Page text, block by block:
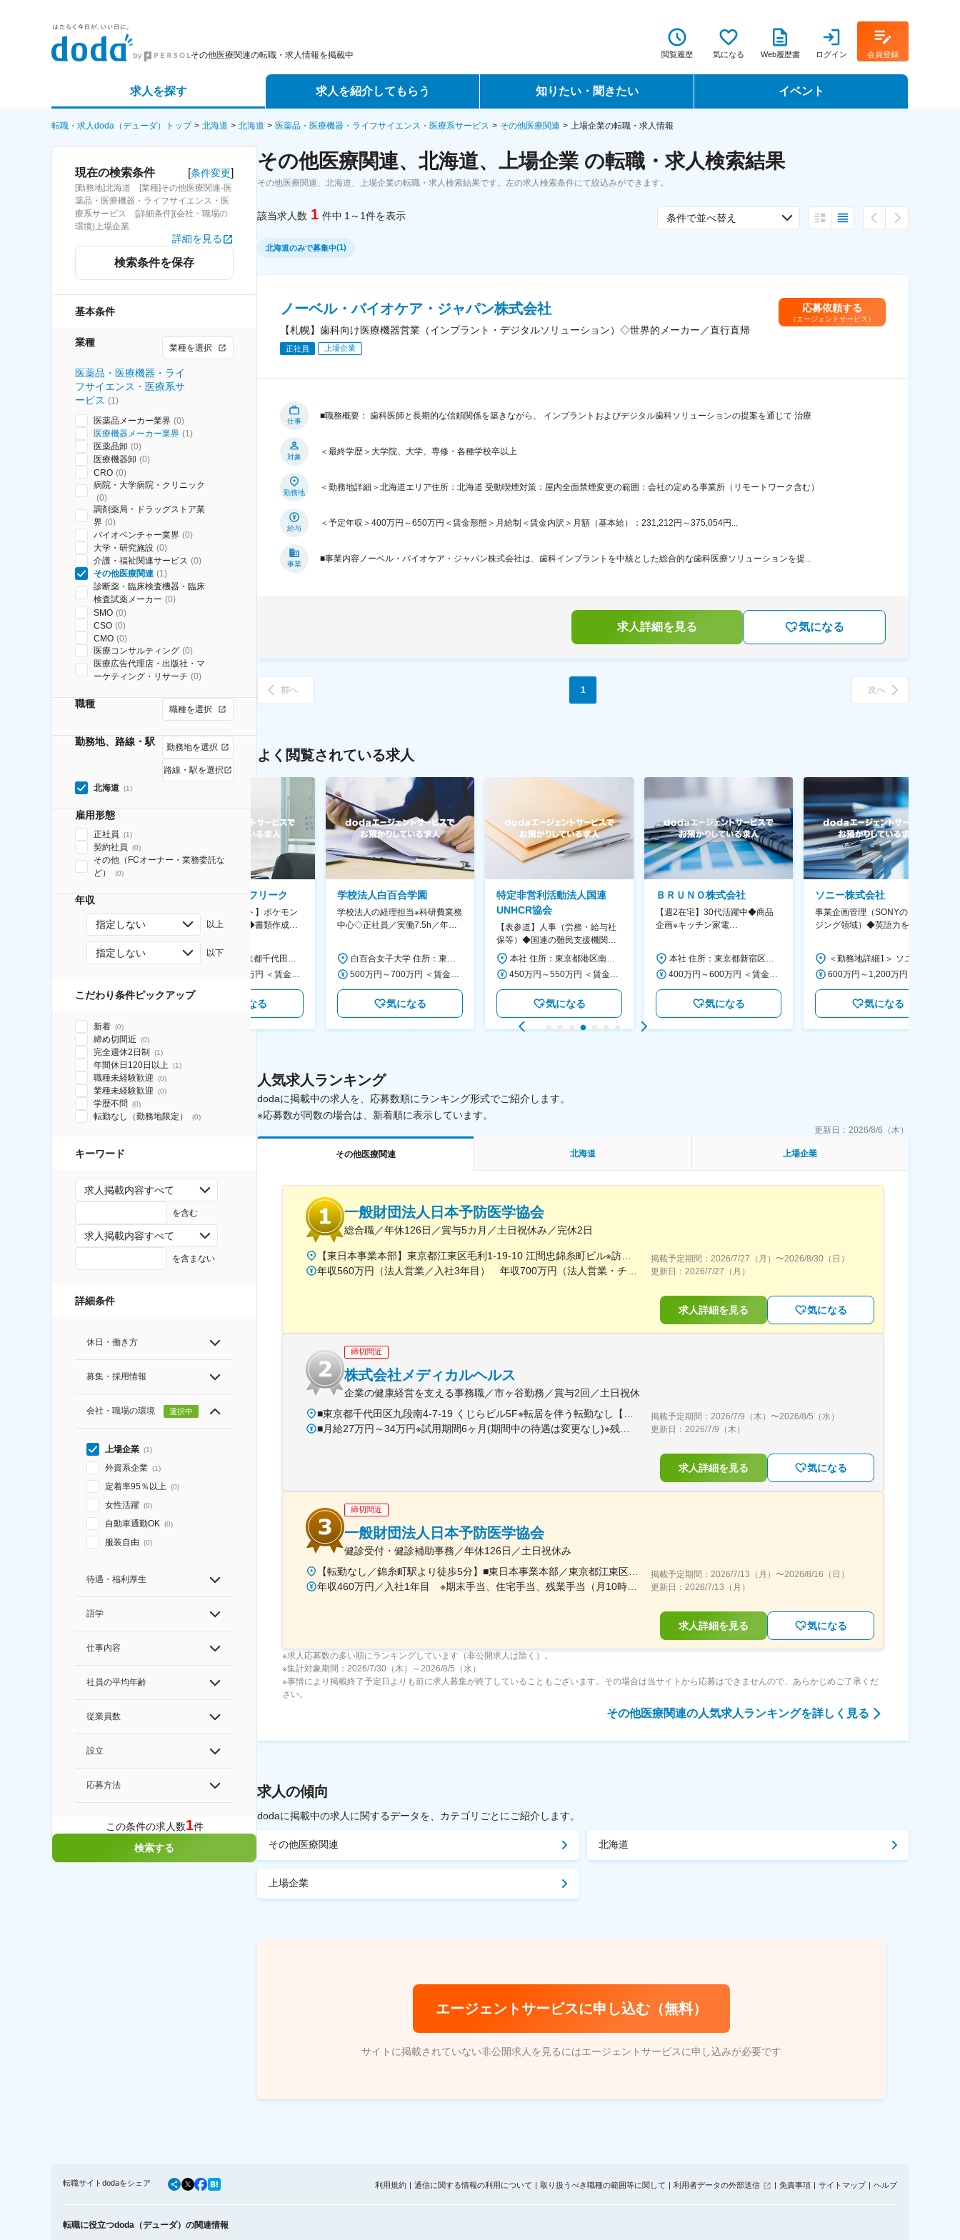
その他医療関連の転職・求人情報を掲載中 閲覧履歴 気になる Web履歴書 ログイン 会員登録
求人を探す
詳細条件から探す
求人特集から探す
求人を紹介してもらう
エージェントサービス
スカウトサービス
知りたい・聞きたい
転職ノウハウ
データで見る転職
イベント
転職フェア
転職・求人doda（デューダ）トップ 北海道 北海道 医薬品・医療機器・ライフサイエンス・医療系サービス その他医療関連 上場企業の転職・求人情報
現在の検索条件 [条件変更]
[勤務地]北海道 [業種]その他医療関連-医
薬品・医療機器・ライフサイエンス・医
療系サービス [詳細条件](会社・職場の
環境)上場企業
詳細を見る
検索条件を保存
基本条件
業種 業種を選択
医薬品・医療機器・ライ
フサイエンス・医療系サ
ービス (1)
医薬品メーカー業界 (0)
医療機器メーカー業界 (1)
医薬品卸 (0)
医療機器卸 (0)
CRO (0)
病院・大学病院・クリニック
(0)
調剤薬局・ドラッグストア業
界 (0)
バイオベンチャー業界 (0)
大学・研究施設 (0)
介護・福祉関連サービス (0)
その他医療関連 (1)
診断薬・臨床検査機器・臨床
検査試薬メーカー (0)
SMO (0)
CSO (0)
CMO (0)
医療コンサルティング (0)
医療広告代理店・出版社・マ
ーケティング・リサーチ (0)
職種 職種を選択
勤務地、路線・駅 勤務地を選択
路線・駅を選択
北海道 (1)
雇用形態
正社員 (1)
契約社員 (0)
その他（FCオーナー・業務委託な
ど）
(0)
年収
指定しない 以上
指定しない 以下
こだわり条件ピックアップ
新着 (0)
締め切間近 (0)
完全週休2日制 (1)
年間休日120日以上 (1)
職種未経験歓迎 (0)
業種未経験歓迎 (0)
学歴不問 (0)
転勤なし（勤務地限定） (0)
キーワード
求人掲載内容すべて
を含む
求人掲載内容すべて
を含まない
詳細条件
休日・働き方
募集・採用情報
会社・職場の環境 選択中
上場企業 (1)
外資系企業 (1)
定着率95％以上 (0)
女性活躍 (0)
自動車通勤OK (0)
服装自由 (0)
待遇・福利厚生
語学
仕事内容
社員の平均年齢
従業員数
設立
応募方法
この条件の求人数1件
検索する
その他医療関連、北海道、上場企業 の転職・求人検索結果
その他医療関連、北海道、上場企業の転職・求人検索結果です。左の求人検索条件にて絞込みができます。
該当求人数 1 件中 1～1件を表示 条件で並べ替え
北海道のみで募集中(1)
ノーベル・バイオケア・ジャパン株式会社
【札幌】歯科向け医療機器営業（インプラント・デジタルソリューション）◇世界的メーカー／直行直帰
正社員 上場企業
応募依頼する
（エージェントサービス）
仕事
■職務概要： 歯科医師と長期的な信頼関係を築きながら、 インプラントおよびデジタル歯科ソリューションの提案を通じて 治療
対象
＜最終学歴＞大学院、大学、専修・各種学校卒以上
勤務地
＜勤務地詳細＞北海道エリア住所：北海道 受動喫煙対策：屋内全面禁煙変更の範囲：会社の定める事業所（リモートワーク含む）
給与
＜予定年収＞400万円～650万円＜賃金形態＞月給制＜賃金内訳＞月額（基本給）：231,212円～375,054円...
事業
■事業内容ノーベル・バイオケア・ジャパン株式会社は、歯科インプラントを中核とした総合的な歯科医療ソリューションを提...
求人詳細を見る 気になる
前へ 1 次へ
よく閲覧されている求人
AGC株式会社
【横浜※一般職/転勤なし】庶
務・事務担当～開発部材の発注
やDXに向けたシステム利用等～
AGC横浜テクニカルセンター 住所：神奈川県横浜市鶴見区末広町1-1 勤務地最寄駅：JR線／弁天橋駅 受動喫煙対策：敷地内喫煙可能場所あり 変更の範囲：無
気になる
株式会社ゲームフリーク
【庶務アシスタント】ポケモン
シリーズ開発企業◆書類作成・
データ入力など◆年休126日・
食事補助あり◎
気になる
学校法人白百合学園
学校法人の経理担当※科研費業務
中心◇正社員／実働7.5h／年休
気になる
特定非営利活動法人国連
UNHCR協会
【表参道】人事（労務・給与社
保等）◆国連の難民支援機関の
活動を支える日本公式支援窓口
◆正職員登用前提
気になる
ＢＲＵＮＯ株式会社
【週2在宅】30代活躍中◆商品
企画※キッチン家電
気になる
ソニー株式会社
事業企画管理（SONYのイメー
ジング領域）◆英語力を活か
気になる
人気求人ランキング
dodaに掲載中の求人を、応募数順にランキング形式でご紹介します。
※応募数が同数の場合は、新着順に表示しています。
更新日： 2026/8/6（木）
その他医療関連 北海道 上場企業
一般財団法人日本予防医学協会
総合職／年休126日／賞与5カ月／土日祝休み／完休2日
掲載予定期間： 2026/7/27（月） 〜2026/8/30（日）
更新日： 2026/7/27（月）
求人詳細を見る 気になる
締切間近
株式会社メディカルヘルス
企業の健康経営を支える事務職／市ヶ谷勤務／賞与2回／土日祝休
掲載予定期間： 2026/7/9（木） 〜2026/8/5（水）
更新日： 2026/7/9（木）
求人詳細を見る 気になる
締切間近
一般財団法人日本予防医学協会
健診受付・健診補助事務／年休126日／土日祝休み
掲載予定期間： 2026/7/13（月） 〜2026/8/16（日）
更新日： 2026/7/13（月）
求人詳細を見る 気になる
※求人応募数の多い順にランキングしています（非公開求人は除く）。
※集計対象期間：2026/7/30（木）～2026/8/5（水）
※事情により掲載終了予定日よりも前に求人募集が終了していることもございます。その場合は当サイトから応募はできませんので、あらかじめご了承くだ
さい。
その他医療関連の人気求人ランキングを詳しく見る
求人の傾向
dodaに掲載中の求人に関するデータを、カテゴリごとにご紹介します。
その他医療関連 北海道
上場企業
エージェントサービスに申し込む（無料）
サイトに掲載されていない非公開求人を見るにはエージェントサービスに申し込みが必要です
転職サイトdodaをシェア 利用規約 通信に関する情報の利用について 取り扱うべき職種の範囲等に関して 利用者データの外部送信 免責事項 サイトマップ ヘルプ
転職に役立つdoda（デューダ）の関連情報